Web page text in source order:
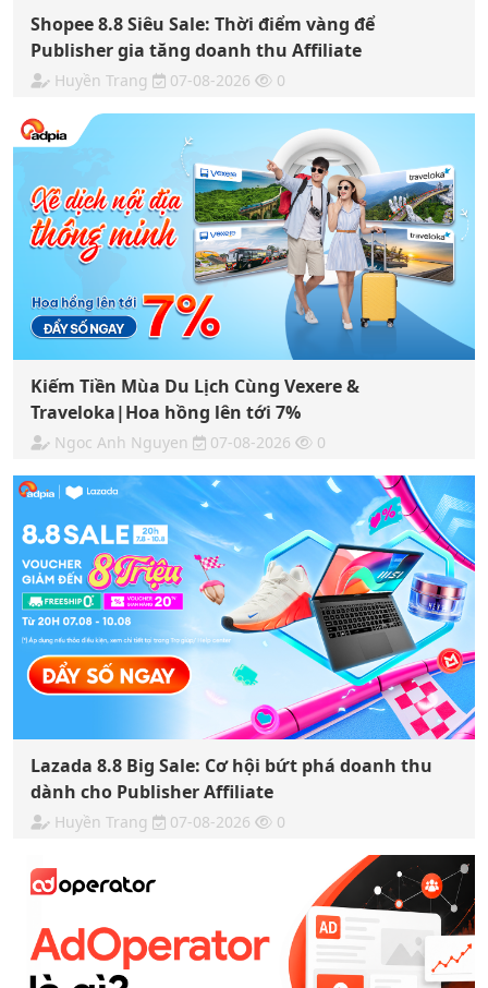
Shopee 8.8 Siêu Sale: Thời điểm vàng để
Publisher gia tăng doanh thu Affiliate
Huyền Trang 07-08-2026 0
Kiếm Tiền Mùa Du Lịch Cùng Vexere &
Traveloka|Hoa hồng lên tới 7%
Ngoc Anh Nguyen 07-08-2026 0
Lazada 8.8 Big Sale: Cơ hội bứt phá doanh thu
dành cho Publisher Affiliate
Huyền Trang 07-08-2026 0